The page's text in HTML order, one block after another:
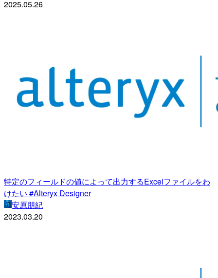
2025.05.26
特定のフィールドの値によって出力するExcelファイルをわ
けたい #Alteryx Designer
安原朋紀
2023.03.20